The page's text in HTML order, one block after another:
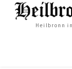
Heilbronn